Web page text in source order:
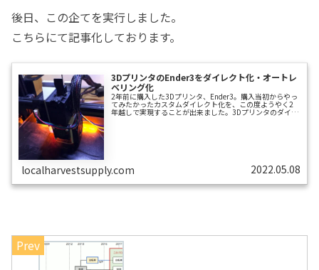
後日、この企てを実行しました。
こちらにて記事化しております。
3DプリンタのEnder3をダイレクト化・オートレ
ベリング化
2年前に購入した3Dプリンタ、Ender3。購入当初からやっ
てみたかったカスタムダイレクト化を、この度ようやく2
年越しで実現することが出来ました。3Dプリンタのダイレ
クト化とは？フィラメントを加熱したホットエンドを通し
トエンドから離れているタ...
localharvestsupply.com 2022.05.08